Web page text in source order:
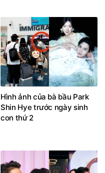
Hình ảnh của bà bầu Park
Shin Hye trước ngày sinh
con thứ 2